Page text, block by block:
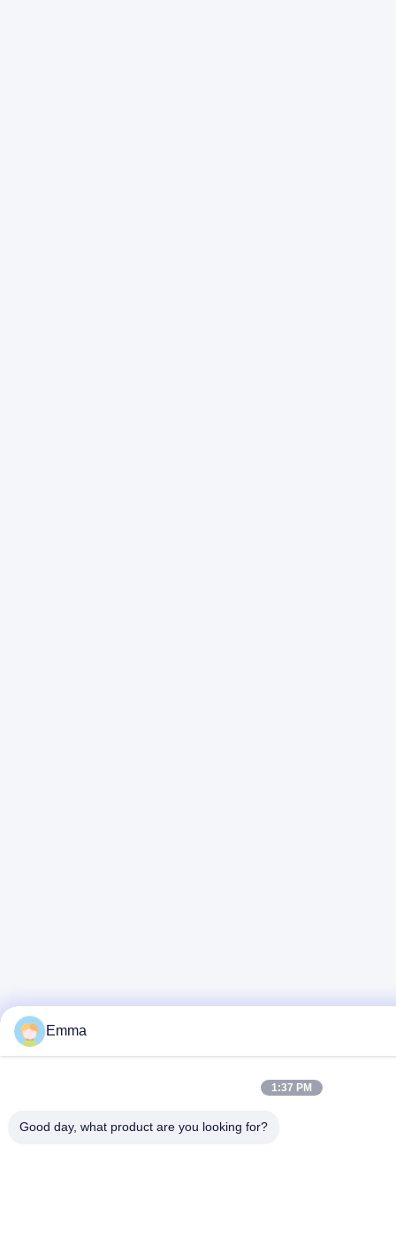
Emma
1:37 PM
Good day, what product are you looking for?